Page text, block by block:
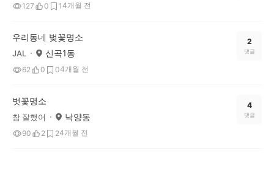
127 0 14개월 전
우리동네 벚꽃명소
JAL 신곡1동
62 0 04개월 전
2
댓글
벗꽃명소
참 잘했어 낙양동
90 2 24개월 전
4
댓글